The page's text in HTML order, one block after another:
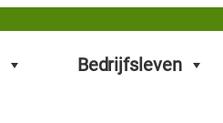
Bedrijfsleven